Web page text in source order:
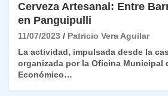
Cerveza Artesanal: Entre
en Panguipulli
11/07/2023
Patricio Vera Aguilar
La actividad, impulsada desde la
organizada por la Oficina Municipal
Económico…